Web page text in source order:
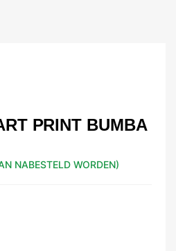
PRINT BUMBA
NABESTELD WORDEN)